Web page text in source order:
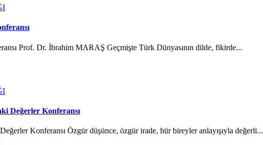
Prof. Dr. İbrahim MARAŞ Geçmişte Türk Dünyasının dilde, fikirde...
Değerler Konferansı
Konferansı Özgür düşünce, özgür irade, hür bireyler anlayışıyla değerli...